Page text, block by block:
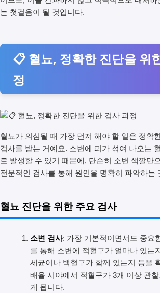
는 첫걸음이 될 것입니다.
📋 혈뇨, 정확한 진단을 위
정
혈뇨가 의심될 때 가장 먼저 해야 할 일은 정확
검사를 받는 거예요. 소변에 피가 섞여 나오는
로 발생할 수 있기 때문에, 단순히 소변 색깔만
전문적인 검사를 통해 원인을 명확히 파악하는
혈뇨 진단을 위한 주요 검사
소변 검사: 가장 기본적이면서도 중요
를 통해 소변에 적혈구가 얼마나 있는
세균이나 백혈구가 함께 있는지 등을
배율 시야에서 적혈구가 3개 이상 관
게 됩니다.